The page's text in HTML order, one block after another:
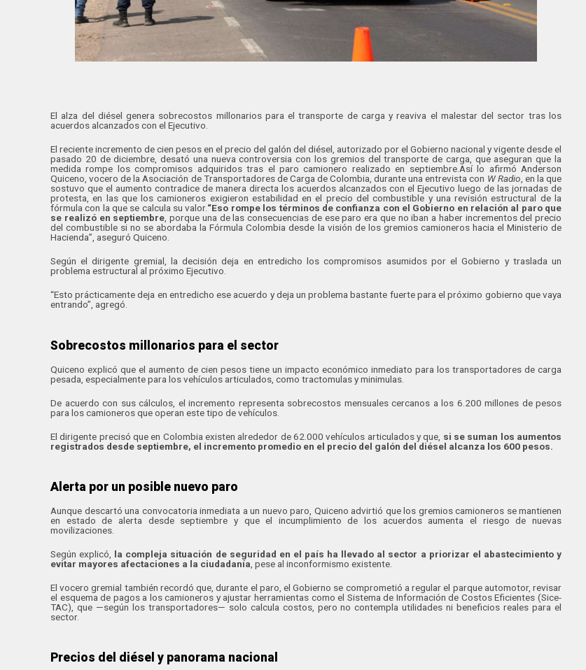
El alza del diésel genera sobrecostos millonarios para el transporte de carga y reaviva el malestar del sector tras los
acuerdos alcanzados con el Ejecutivo.
El reciente incremento de cien pesos en el precio del galón del diésel, autorizado por el Gobierno nacional y vigente desde el
pasado 20 de diciembre, desató una nueva controversia con los gremios del transporte de carga, que aseguran que la
medida rompe los compromisos adquiridos tras el paro camionero realizado en septiembre.Así lo afirmó Anderson
Quiceno, vocero de la Asociación de Transportadores de Carga de Colombia, durante una entrevista con W Radio, en la que
sostuvo que el aumento contradice de manera directa los acuerdos alcanzados con el Ejecutivo luego de las jornadas de
protesta, en las que los camioneros exigieron estabilidad en el precio del combustible y una revisión estructural de la
fórmula con la que se calcula su valor.“Eso rompe los términos de confianza con el Gobierno en relación al paro que
se realizó en septiembre, porque una de las consecuencias de ese paro era que no iban a haber incrementos del precio
del combustible si no se abordaba la Fórmula Colombia desde la visión de los gremios camioneros hacia el Ministerio de
Hacienda”, aseguró Quiceno.
Según el dirigente gremial, la decisión deja en entredicho los compromisos asumidos por el Gobierno y traslada un
problema estructural al próximo Ejecutivo.
“Esto prácticamente deja en entredicho ese acuerdo y deja un problema bastante fuerte para el próximo gobierno que vaya
entrando”, agregó.
Sobrecostos millonarios para el sector
Quiceno explicó que el aumento de cien pesos tiene un impacto económico inmediato para los transportadores de carga
pesada, especialmente para los vehículos articulados, como tractomulas y minimulas.
De acuerdo con sus cálculos, el incremento representa sobrecostos mensuales cercanos a los 6.200 millones de pesos
para los camioneros que operan este tipo de vehículos.
El dirigente precisó que en Colombia existen alrededor de 62.000 vehículos articulados y que, si se suman los aumentos
registrados desde septiembre, el incremento promedio en el precio del galón del diésel alcanza los 600 pesos.
Alerta por un posible nuevo paro
Aunque descartó una convocatoria inmediata a un nuevo paro, Quiceno advirtió que los gremios camioneros se mantienen
en estado de alerta desde septiembre y que el incumplimiento de los acuerdos aumenta el riesgo de nuevas
movilizaciones.
Según explicó, la compleja situación de seguridad en el país ha llevado al sector a priorizar el abastecimiento y
evitar mayores afectaciones a la ciudadanía , pese al inconformismo existente.
El vocero gremial también recordó que, durante el paro, el Gobierno se comprometió a regular el parque automotor, revisar
el esquema de pagos a los camioneros y ajustar herramientas como el Sistema de Información de Costos Eficientes (Sice-
TAC), que —según los transportadores— solo calcula costos, pero no contempla utilidades ni beneficios reales para el
sector.
Precios del diésel y panorama nacional